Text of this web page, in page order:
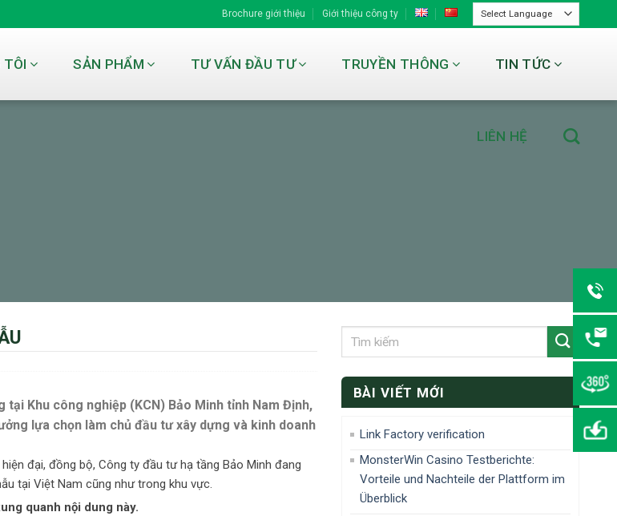
Brochure giới thiệu Giới thiệu công ty
TÔI SẢN PHẨM TƯ VẤN ĐẦU TƯ TRUYỀN THÔNG TIN TỨC
LIÊN HỆ
Khu công nghiệp (KCN) Bảo Minh tỉnh Nam Định,
lựa chọn làm chủ đầu tư xây dựng và kinh doanh
đại, đồng bộ, Công ty đầu tư hạ tầng Bảo Minh đang
tại Việt Nam cũng như trong khu vực.
quanh nội dung này.
BÀI VIẾT MỚI
Link Factory verification
MonsterWin Casino Testberichte:
Vorteile und Nachteile der Plattform im
Überblick